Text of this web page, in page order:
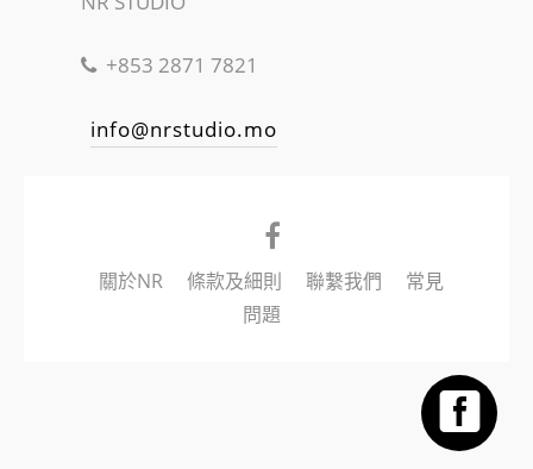
+853 2871 7821
info@nrstudio.mo
關於NR 條款及細則 聯繫我們
常見
問題